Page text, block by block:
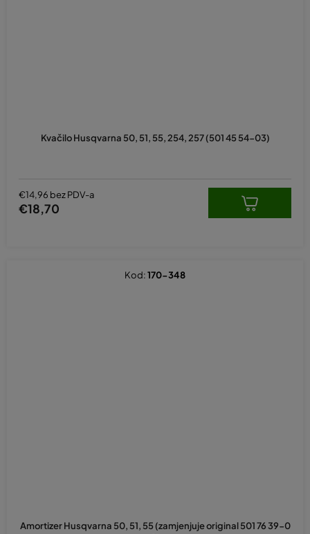
Kvačilo Husqvarna 50, 51, 55, 254, 257 (501 45 54-03)
€14,96 bez PDV-a
€18,70
Amortizer Husqvarna 50, 51, 55 (zamjenjuje original 501 76 39-0
Kod:170-348